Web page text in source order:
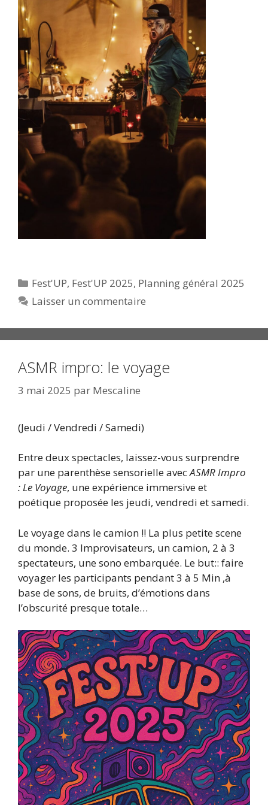
Catégories
Fest'UP, Fest'UP 2025, Planning général 2025
Laisser un commentaire
ASMR impro: le voyage
3 mai 2025 par Mescaline
(Jeudi / Vendredi / Samedi)
Entre deux spectacles, laissez-vous surprendre
par une parenthèse sensorielle avecASMR Impro
: Le Voyage, une expérience immersive et
poétique proposée les jeudi, vendredi et samedi.
Le voyage dans le camion !! La plus petite scene
du monde. 3 Improvisateurs, un camion, 2 à 3
spectateurs, une sono embarquée. Le but:: faire
voyager les participants pendant 3 à 5 Min ,à
base de sons, de bruits, d’émotions dans
l’obscurité presque totale…